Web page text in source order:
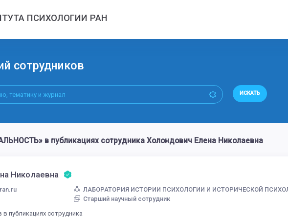
ПСИХОЛОГИИ РАН
сотрудников
ИСКАТЬ
в публикациях сотрудника Холондович Елена Николаевна
Николаевна
ЛАБОРАТОРИЯ ИСТОРИИ ПСИХОЛОГИИ И ИСТОРИЧЕСКОЙ
Старший научный сотрудник
публикациях сотрудника